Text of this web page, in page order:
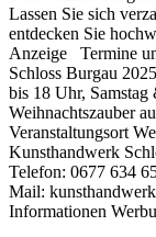
Lassen Sie sich
entdecken Sie
Anzeige Termine
Schloss Burgau
bis 18 Uhr,
Weihnachtszauber
Veranstaltungsort
Kunsthandwerk
Telefon: 0677 634
Mail:
Informationen